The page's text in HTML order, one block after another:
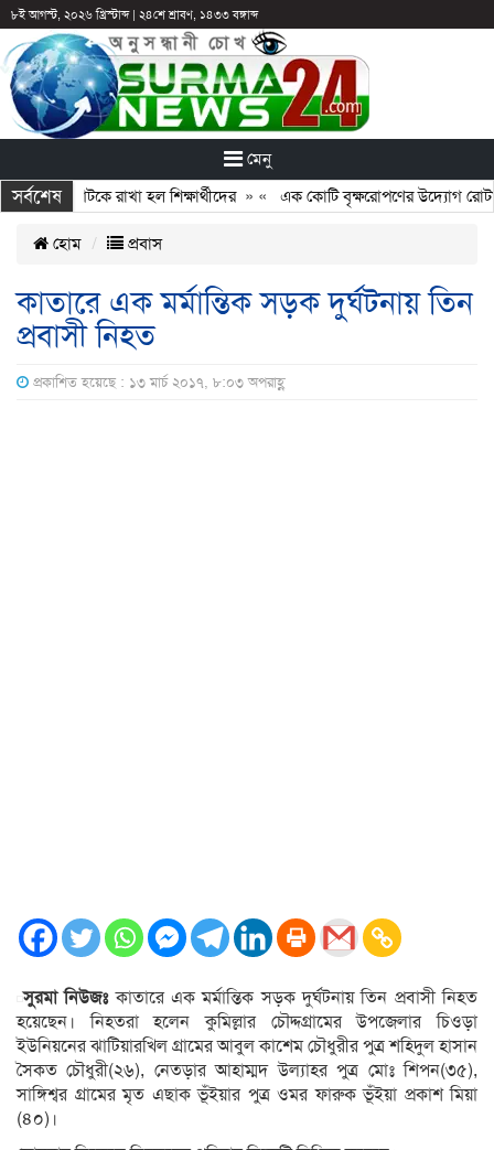
৮ই আগস্ট, ২০২৬ খ্রিস্টাব্দ| ২৪শে শ্রাবণ, ১৪৩৩ বঙ্গাব্দ
মেনু
সর্বশেষ
পরও আটকে রাখা হল শিক্ষার্থীদের» «এক কোটি বৃক্ষরোপণের উদ্যোগ
হোম প্রবাস
কাতারে এক মর্মান্তিক সড়ক দুর্ঘটনায় তিন
প্রবাসী নিহত
প্রকাশিত হয়েছে : ১৩ মার্চ ২০১৭, ৮:০৩ অপরাহ্ণ
সুরমা নিউজঃকাতারে এক মর্মান্তিক সড়ক দুর্ঘটনায় তিন প্রবাসী নিহত
হয়েছেন। নিহতরা হলেন কুমিল্লার চৌদ্দগ্রামের উপজেলার চিওড়া
ইউনিয়নের ঝাটিয়ারখিল গ্রামের আবুল কাশেম চৌধুরীর পুত্র শহিদুল হাসান
সৈকত চৌধুরী(২৬), নেতড়ার আহাম্মদ উল্যাহর পুত্র মোঃ শিপন(৩৫),
সাঙ্গিশ্বর গ্রামের মৃত এছাক ভূঁইয়ার পুত্র ওমর ফারুক ভূঁইয়া প্রকাশ মিয়া
(৪০)।